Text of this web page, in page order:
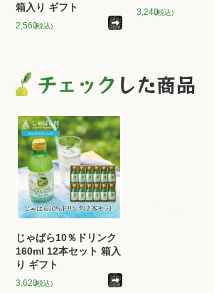
箱入り ギフト
2,560(税込)
3,240(税込)
チェック した商品
じゃばら10％ドリンク
160ml 12本セット 箱入
り ギフト
3,620(税込)